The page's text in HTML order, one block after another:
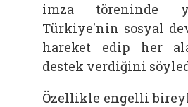
imza töreninde
Türkiye'nin sosyal
hareket edip her
destek verdiğini
Özellikle engelli